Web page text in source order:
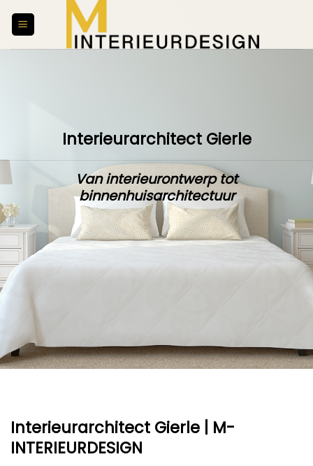
Interieurarchitect Gierle
Van interieurontwerp tot
binnenhuisarchitectuur
Interieurarchitect Gierle | M-
INTERIEURDESIGN